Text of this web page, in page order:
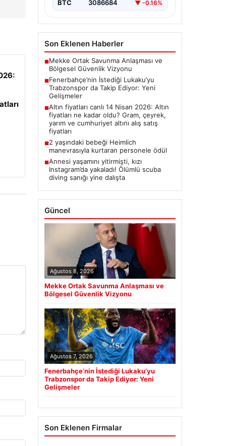
BTC 3086684 ▼ -0.16%
Son Eklenen Haberler
■Mekke Ortak Savunma Anlaşması ve
Bölgesel Güvenlik Vizyonu
■Fenerbahçe’nin İstediği Lukaku’yu
Trabzonspor da Takip Ediyor: Yeni
Gelişmeler
■Altın fiyatları canlı 14 Nisan 2026: Altın
fiyatları ne kadar oldu? Gram, çeyrek,
yarım ve cumhuriyet altını alış satış
fiyatları
■2 yaşındaki bebeği Heimlich
manevrasıyla kurtaran personele ödül
■Annesi yaşamını yitirmişti, kızı
Instagram’da yakaladı! Ölümlü scuba
diving sanığı yine dalışta
Güncel
Ağustos 8, 2026
Mekke Ortak Savunma Anlaşması ve
Bölgesel Güvenlik Vizyonu
Ağustos 7, 2026
Fenerbahçe’nin İstediği Lukaku’yu
Trabzonspor da Takip Ediyor: Yeni
Gelişmeler
Son Eklenen Firmalar